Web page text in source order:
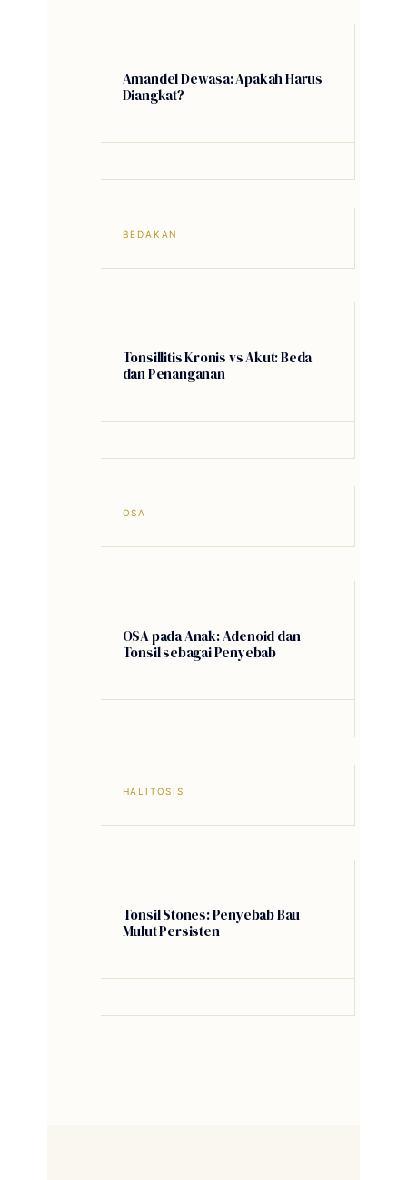
Amandel Dewasa: Apakah Harus
Diangkat?
BEDAKAN
Tonsillitis Kronis vs Akut: Beda
dan Penanganan
OSA
OSA pada Anak: Adenoid dan
Tonsil sebagai Penyebab
HALITOSIS
Tonsil Stones: Penyebab Bau
Mulut Persisten